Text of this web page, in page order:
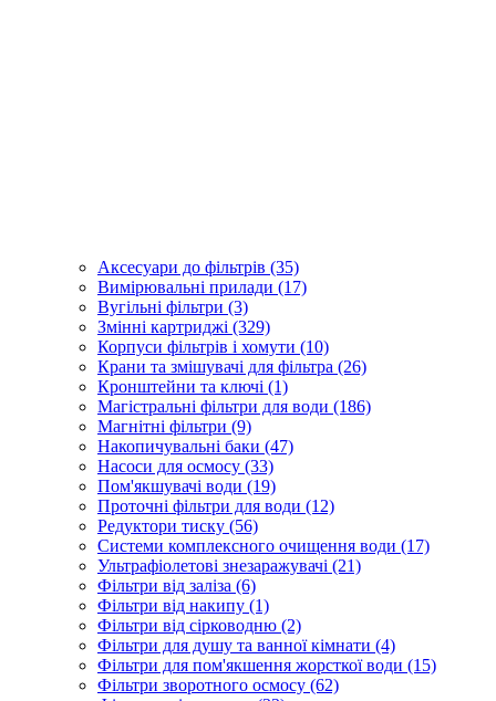
Аксесуари до фільтрів (35)
Вимірювальні прилади (17)
Вугільні фільтри (3)
Змінні картриджі (329)
Корпуси фільтрів і хомути (10)
Крани та змішувачі для фільтра (26)
Кронштейни та ключі (1)
Магістральні фільтри для води (186)
Магнітні фільтри (9)
Накопичувальні баки (47)
Насоси для осмосу (33)
Пом'якшувачі води (19)
Проточні фільтри для води (12)
Редуктори тиску (56)
Системи комплексного очищення води (17)
Ультрафіолетові знезаражувачі (21)
Фільтри від заліза (6)
Фільтри від накипу (1)
Фільтри від сірководню (2)
Фільтри для душу та ванної кімнати (4)
Фільтри для пом'якшення жорсткої води (15)
Фільтри зворотного осмосу (62)